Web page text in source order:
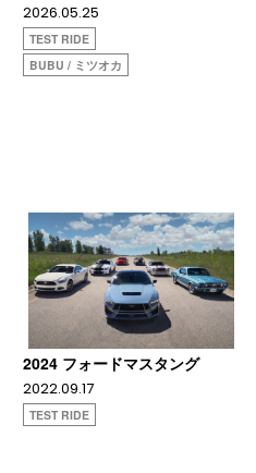
2026.05.25
TEST RIDE
BUBU / ミツオカ
2024 フォードマスタング
2022.09.17
TEST RIDE